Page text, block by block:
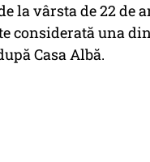
la vârsta de 22 de
considerată una
Casa Albă.